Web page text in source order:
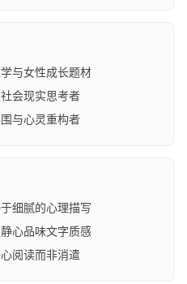
与女性成长题材
会现实思考者
与心灵重构者
细腻的心理描写
心品味文字质感
阅读而非消遣